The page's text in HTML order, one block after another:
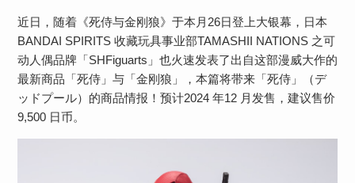
近日，随着《死侍与金刚狼》于本月26日登上大银幕，日本
BANDAI SPIRITS 收藏玩具事业部TAMASHII NATIONS 之可
动人偶品牌「SHFiguarts」也火速发表了出自这部漫威大作的
最新商品「死侍」与「金刚狼」，本篇将带来「死侍」（デ
ッドプール）的商品情报！预计2024 年12 月发售，建议售价
9,500 日币。